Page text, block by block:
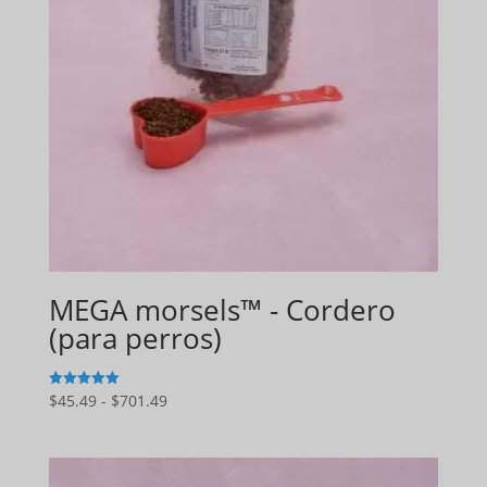
MEGA morsels™ - Cordero
(para perros)
5
de 5
$45.49 - $701.49Gama